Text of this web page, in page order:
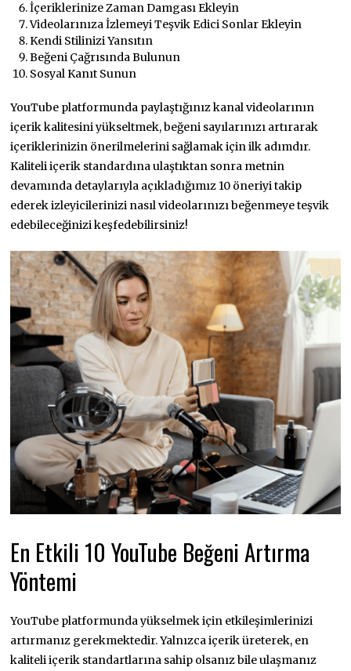
İçeriklerinize Zaman Damgası Ekleyin
Videolarınıza İzlemeyi Teşvik Edici Sonlar Ekleyin
Kendi Stilinizi Yansıtın
Beğeni Çağrısında Bulunun
Sosyal Kanıt Sunun
YouTube platformunda paylaştığınız kanal videolarının
içerik kalitesini yükseltmek, beğeni sayılarınızı artırarak
içeriklerinizin önerilmelerini sağlamak için ilk adımdır.
Kaliteli içerik standardına ulaştıktan sonra metnin
devamında detaylarıyla açıkladığımız 10 öneriyi takip
ederek izleyicilerinizi nasıl videolarınızı beğenmeye teşvik
edebileceğinizi keşfedebilirsiniz!
En Etkili 10 YouTube Beğeni Artırma
Yöntemi
YouTube platformunda yükselmek için etkileşimlerinizi
artırmanız gerekmektedir. Yalnızca içerik üreterek, en
kaliteli içerik standartlarına sahip olsanız bile ulaşmanız